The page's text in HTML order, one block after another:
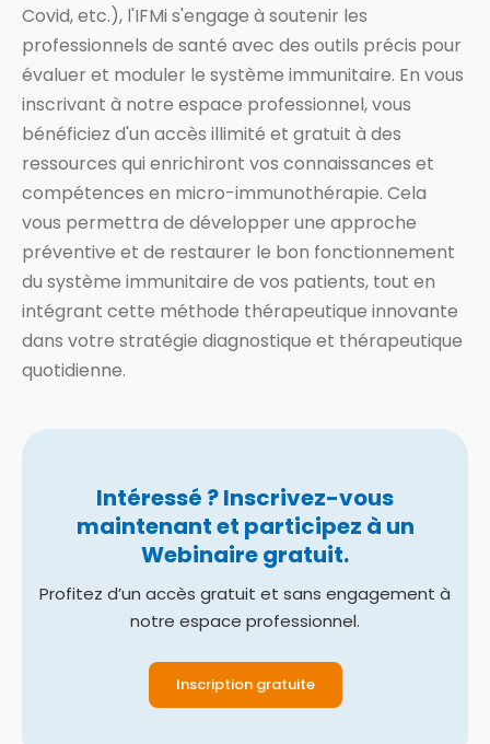
Covid, etc.), l'IFMi s'engage à soutenir les
professionnels de santé avec des outils précis pour
évaluer et moduler le système immunitaire. En vous
inscrivant à notre espace professionnel, vous
bénéficiez d'un accès illimité et gratuit à des
ressources qui enrichiront vos connaissances et
compétences en micro-immunothérapie. Cela
vous permettra de développer une approche
préventive et de restaurer le bon fonctionnement
du système immunitaire de vos patients, tout en
intégrant cette méthode thérapeutique innovante
dans votre stratégie diagnostique et thérapeutique
quotidienne.
Intéressé ? Inscrivez-vous
maintenant et participez à un
Webinaire gratuit.
Profitez d’un accès gratuit et sans engagement à
notre espace professionnel.
Inscription gratuite